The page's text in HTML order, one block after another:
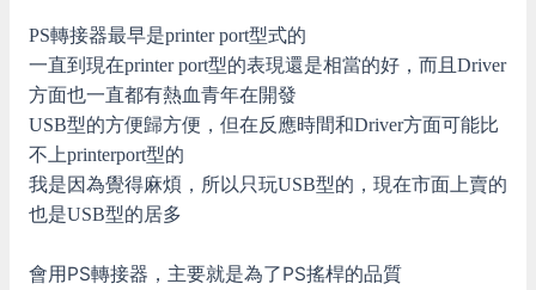
PS轉接器最早是printer port型式的
一直到現在printer port型的表現還是相當的好，而且Driver
方面也一直都有熱血青年在開發
USB型的方便歸方便，但在反應時間和Driver方面可能比
不上printerport型的
我是因為覺得麻煩，所以只玩USB型的，現在市面上賣的
也是USB型的居多
會用PS轉接器，主要就是為了PS搖桿的品質